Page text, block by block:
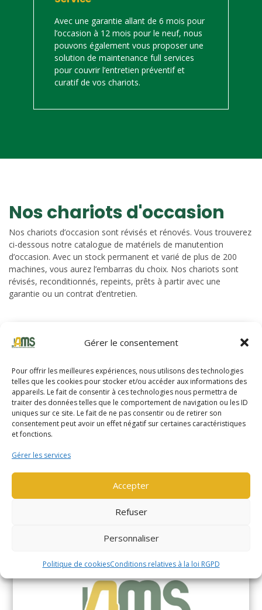
Gérer le consentement
Pour offrir les meilleures expériences, nous utilisons des technologies
telles que les cookies pour stocker et/ou accéder aux informations des
appareils. Le fait de consentir à ces technologies nous permettra de
traiter des données telles que le comportement de navigation ou les ID
uniques sur ce site. Le fait de ne pas consentir ou de retirer son
consentement peut avoir un effet négatif sur certaines caractéristiques
et fonctions.
Gérer les services
Accepter
Refuser
Personnaliser
Politique de cookiesConditions relatives à la loi RGPD
Avec une garantie allant de 6 mois pour
l’occasion à 12 mois pour le neuf, nous
pouvons également vous proposer une
solution de maintenance full services
pour couvrir l’entretien préventif et
curatif de vos chariots.
Nos chariots d'occasion
Nos chariots d’occasion sont révisés et rénovés. Vous trouverez
ci-dessous notre catalogue de matériels de manutention
d’occasion. Avec un stock permanent et varié de plus de 200
machines, vous aurez l’embarras du choix. Nos chariots sont
révisés, reconditionnés, repeints, prêts à partir avec une
garantie ou un contrat d’entretien.
YALE MS16IL (2386)
EN SAVOIR PLUS